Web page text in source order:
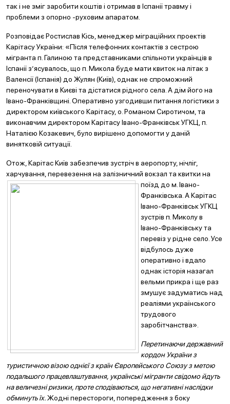
так і не зміг заробити коштів і отримав в Іспанії травму і
проблеми з опорно -руховим апаратом.
Розповідає Ростислав Кісь, менеджер міграційних проектів
Карітасу України: «Після телефонних контактів з сестрою
мігранта п. Галиною та представниками спільноти українців в
Іспанії з’ясувалось, що п. Микола буде мати квиток на літак з
Валенсії (Іспанія) до Жулян (Київ), однак не спроможний
переночувати в Києві та дістатися рідного села. А дім його на
Івано-Франківщині. Оперативно узгодивши питання логістики з
директором київського Карітасу, о. Романом Сиротичом, та
виконавчим директором Карітасу Івано-Франківськ УГКЦ, п.
Наталією Козакевич, було вирішено допомогти у даній
винятковій ситуації.
Отож, Карітас Київ забезпечив зустріч в аеропорту, нічліг,
харчування, перевезення на залізничний вокзал та квитки на
поїзд до м. Івано-
Франківська. А Карітас
Івано-Франківськ УГКЦ
зустрів п. Миколу в
Івано-Франківську та
перевіз у рідне село. Усе
відбулось дуже
оперативно і вдало
однак історія назагал
вельми прикра і ще раз
змушує задуматись над
реаліями українського
трудового
заробітчанства».
Перетинаючи державний
кордон України з
туристичною візою однієї з країн Європейського Союзу з метою
подальшого працевлаштування, українські мігранти свідомо йдуть
на величезні ризики, проте сподіваються, що негативні наслідки
обминуть їх.Жодні перестороги, попередження з боку